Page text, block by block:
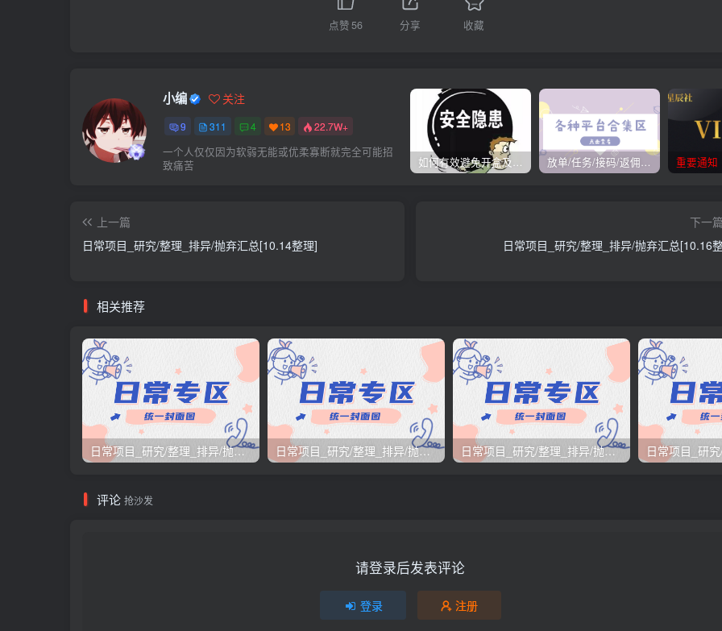
点赞 56 分享 收藏
小编 关注
9 311 4 13 22.7W+
一个人仅仅因为软弱无能或优柔寡断就完全可能招
致痛苦
如何有效避免开盒及开盒流程 放单/任务/接码/返佣/平台/合集 重要通知
上一篇
日常项目_研究/整理_排异/抛弃汇总[10.14整理]
下一篇
日常项目_研究/整理_排异/抛弃汇总[10.16
相关推荐
日常项目_研究/整理_排异/抛弃汇总[26.3.15-3.21整理] 日常项目_研究/整理_排异/抛弃汇总[25.12.1-12.12整理] 日常项目_研究/整理_排异/抛弃汇总[25.11.1-11.30整理]
评论 抢沙发
请登录后发表评论
登录 注册